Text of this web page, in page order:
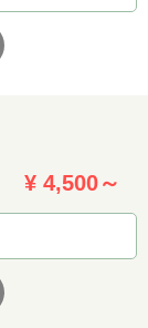
¥ 4,500～